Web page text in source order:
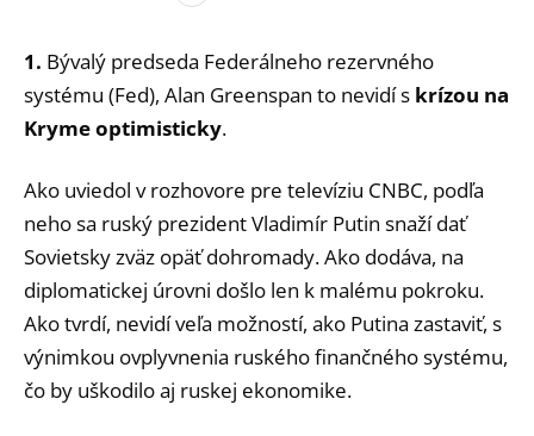
1. Bývalý predseda Federálneho rezervného
systému (Fed), Alan Greenspan to nevidí s krízou na
Kryme optimisticky.
Ako uviedol v rozhovore pre televíziu CNBC, podľa
neho sa ruský prezident Vladimír Putin snaží dať
Sovietsky zväz opäť dohromady. Ako dodáva, na
diplomatickej úrovni došlo len k malému pokroku.
Ako tvrdí, nevidí veľa možností, ako Putina zastaviť, s
výnimkou ovplyvnenia ruského finančného systému,
čo by uškodilo aj ruskej ekonomike.